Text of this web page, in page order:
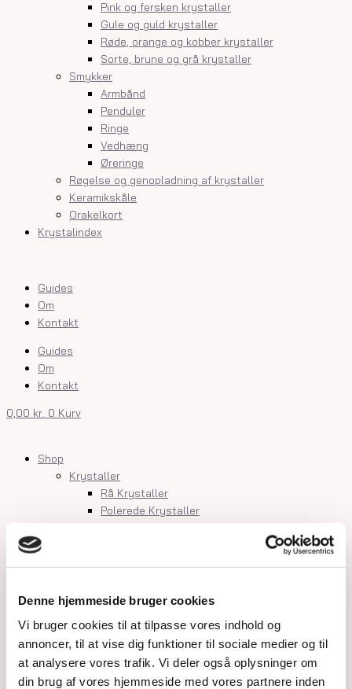
Denne hjemmeside bruger cookies
Vi bruger cookies til at tilpasse vores indhold og
annoncer, til at vise dig funktioner til sociale medier og til
at analysere vores trafik. Vi deler også oplysninger om
din brug af vores hjemmeside med vores partnere inden
Pink og fersken krystaller
Gule og guld krystaller
Røde, orange og kobber krystaller
Sorte, brune og grå krystaller
Smykker
Armbånd
Penduler
Ringe
Vedhæng
Øreringe
Røgelse og genopladning af krystaller
Keramikskåle
Orakelkort
Krystalindex
Guides
Om
Kontakt
Guides
Om
Kontakt
0,00 kr. 0 Kurv
Shop
Krystaller
Rå Krystaller
Polerede Krystaller
Søheste, delfiner, fisk og skildpadder
Kranier og græskar
Lommesten
Palmstone
Tårne
Kugler